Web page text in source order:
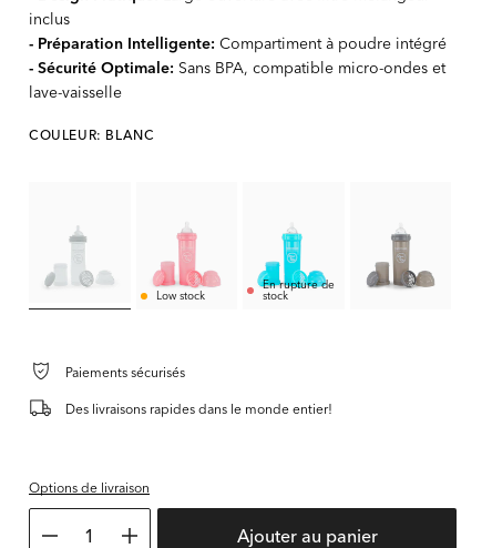
inclus
- Préparation Intelligente: Compartiment à poudre intégré
- Sécurité Optimale: Sans BPA, compatible micro-ondes et
lave-vaisselle
COULEUR: BLANC
Low stock
En rupture de
stock
Paiements sécurisés
Des livraisons rapides dans le monde entier!
Options de livraison
1 Ajouter au panier